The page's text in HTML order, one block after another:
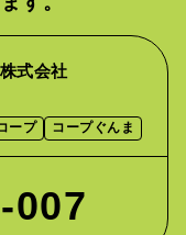
式会社
ープ コープぐんま
007